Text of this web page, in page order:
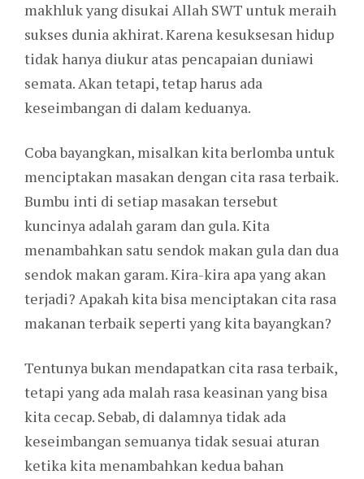
makhluk yang disukai Allah SWT untuk meraih
sukses dunia akhirat. Karena kesuksesan hidup
tidak hanya diukur atas pencapaian duniawi
semata. Akan tetapi, tetap harus ada
keseimbangan di dalam keduanya.
Coba bayangkan, misalkan kita berlomba untuk
menciptakan masakan dengan cita rasa terbaik.
Bumbu inti di setiap masakan tersebut
kuncinya adalah garam dan gula. Kita
menambahkan satu sendok makan gula dan dua
sendok makan garam. Kira-kira apa yang akan
terjadi? Apakah kita bisa menciptakan cita rasa
makanan terbaik seperti yang kita bayangkan?
Tentunya bukan mendapatkan cita rasa terbaik,
tetapi yang ada malah rasa keasinan yang bisa
kita cecap. Sebab, di dalamnya tidak ada
keseimbangan semuanya tidak sesuai aturan
ketika kita menambahkan kedua bahan